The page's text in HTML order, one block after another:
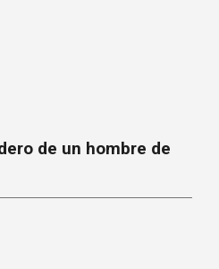
de un hombre de